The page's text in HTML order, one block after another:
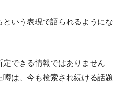
いう表現で語られるようにな
できる情報ではありません
は、今も検索され続ける話題